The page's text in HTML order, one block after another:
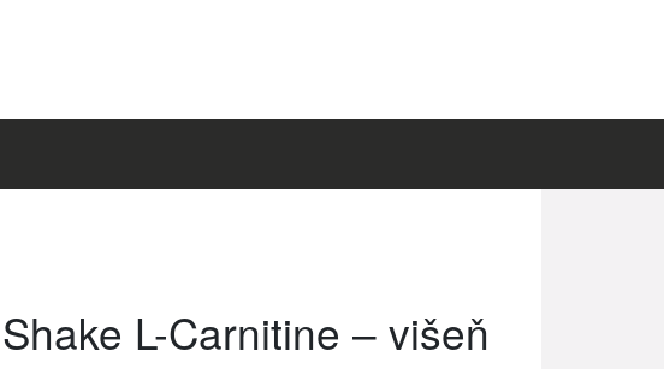
L-Carnitine – višeň